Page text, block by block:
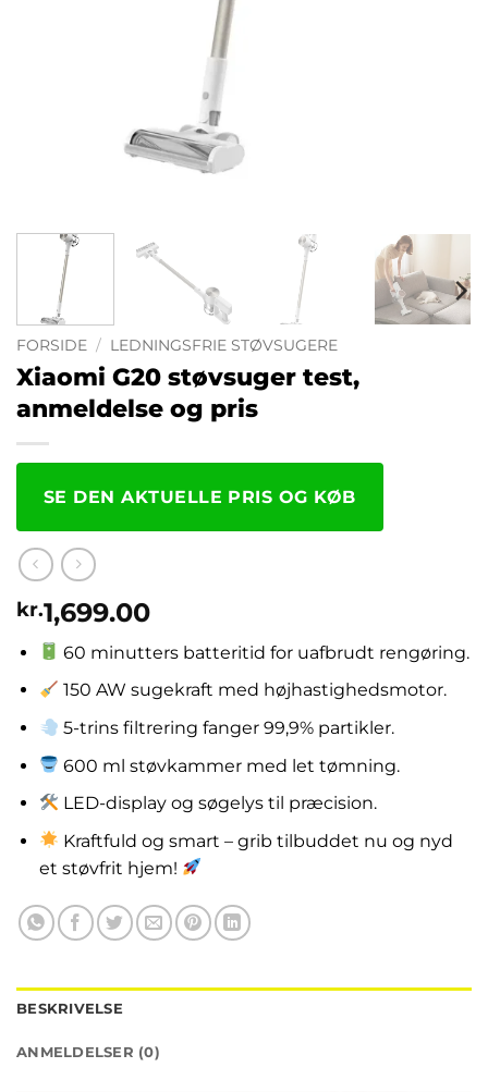
FORSIDE / LEDNINGSFRIE STØVSUGERE
Xiaomi G20 støvsuger test,
anmeldelse og pris
SE DEN AKTUELLE PRIS OG KØB
kr.1,699.00
60 minutters batteritid for uafbrudt rengøring.
150 AW sugekraft med højhastighedsmotor.
5-trins filtrering fanger 99,9% partikler.
600 ml støvkammer med let tømning.
LED-display og søgelys til præcision.
Kraftfuld og smart – grib tilbuddet nu og nyd
et støvfrit hjem!
BESKRIVELSE
ANMELDELSER (0)